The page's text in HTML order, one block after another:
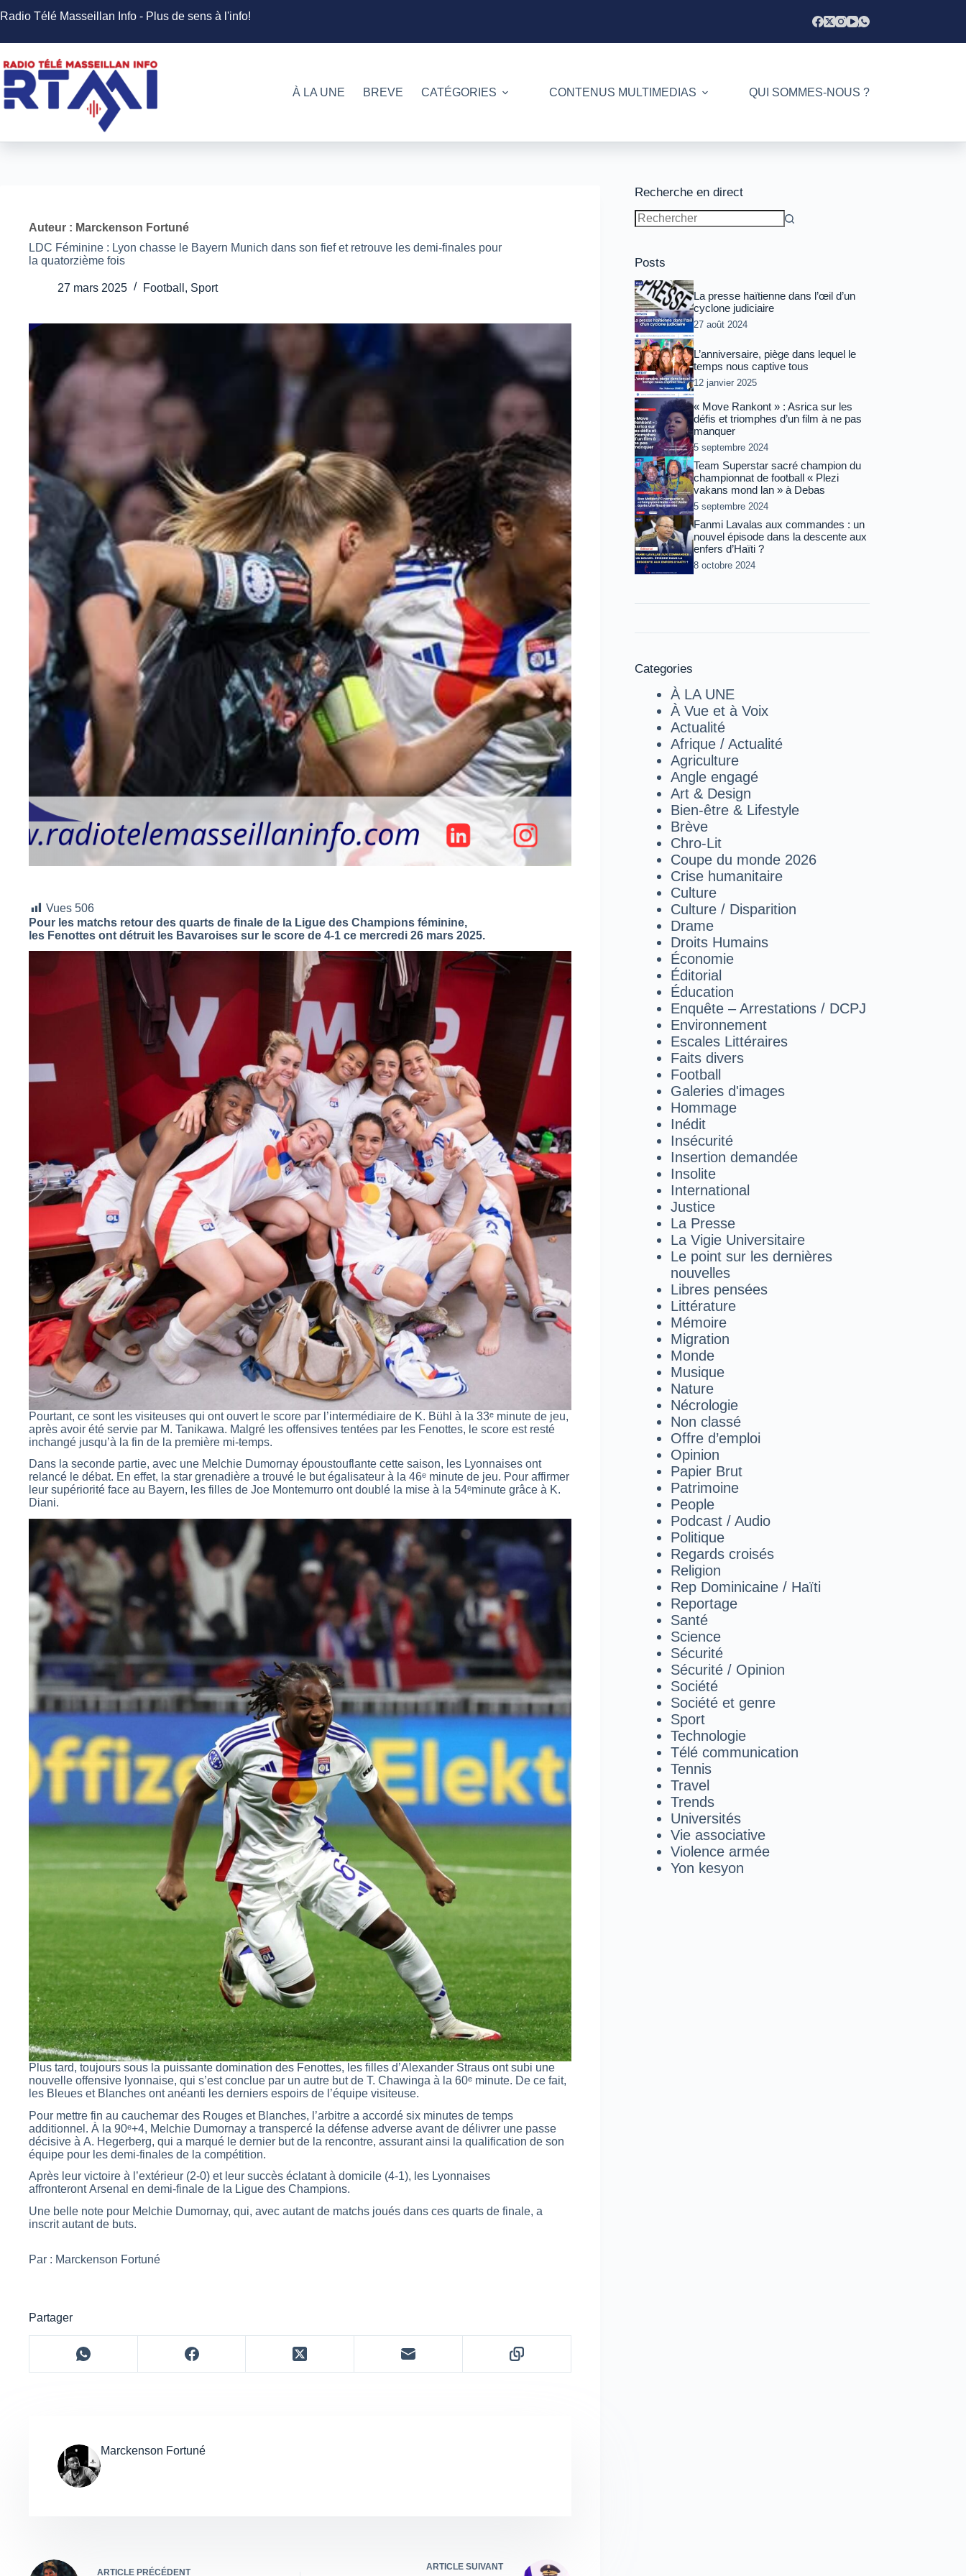
au
Radio Télé Masseillan Info - Plus de sens à l'info!
À LA UNE BREVE CATÉGORIES CONTENUS MULTIMEDIAS QUI SOMMES-NOUS ?
Auteur : Marckenson Fortuné
LDC Féminine : Lyon chasse le Bayern Munich dans son fief et retrouve les demi-finales pour
la quatorzième fois
27 mars 2025 Football , Sport
Vues 506
Pour les matchs retour des quarts de finale de la Ligue des Champions féminine,
les Fenottes ont détruit les Bavaroises sur le score de 4-1 ce mercredi 26 mars 2025.
Pourtant, ce sont les visiteuses qui ont ouvert le score par l’intermédiaire de K. Bühl à la 33ᵉ minute de jeu,
après avoir été servie par M. Tanikawa. Malgré les offensives tentées par les Fenottes, le score est resté
inchangé jusqu’à la fin de la première mi-temps.
Dans la seconde partie, avec une Melchie Dumornay époustouflante cette saison, les Lyonnaises ont
relancé le débat. En effet, la star grenadière a trouvé le but égalisateur à la 46ᵉ minute de jeu. Pour affirmer
leur supériorité face au Bayern, les filles de Joe Montemurro ont doublé la mise à la 54ᵉminute grâce à K.
Diani.
Plus tard, toujours sous la puissante domination des Fenottes, les filles d’Alexander Straus ont subi une
nouvelle offensive lyonnaise, qui s’est conclue par un autre but de T. Chawinga à la 60ᵉ minute. De ce fait,
les Bleues et Blanches ont anéanti les derniers espoirs de l’équipe visiteuse.
Pour mettre fin au cauchemar des Rouges et Blanches, l’arbitre a accordé six minutes de temps
additionnel. À la 90ᵉ+4, Melchie Dumornay a transpercé la défense adverse avant de délivrer une passe
décisive à A. Hegerberg, qui a marqué le dernier but de la rencontre, assurant ainsi la qualification de son
équipe pour les demi-finales de la compétition.
Après leur victoire à l’extérieur (2-0) et leur succès éclatant à domicile (4-1), les Lyonnaises
affronteront Arsenal en demi-finale de la Ligue des Champions.
Une belle note pour Melchie Dumornay, qui, avec autant de matchs joués dans ces quarts de finale, a
inscrit autant de buts.
Par : Marckenson Fortuné
Partager
Marckenson Fortuné
ARTICLE PRÉCÉDENT
ARTICLESUIVANT
Recherche en direct
Posts
La presse haïtienne dans l’œil d’un
cyclone judiciaire
27 août 2024
L’anniversaire, piège dans lequel le
temps nous captive tous
12 janvier 2025
« Move Rankont » : Asrica sur les
défis et triomphes d’un film à ne pas
manquer
5 septembre 2024
Team Superstar sacré champion du
championnat de football « Plezi
vakans mond lan » à Debas
5 septembre 2024
Fanmi Lavalas aux commandes : un
nouvel épisode dans la descente aux
enfers d’Haïti ?
8 octobre 2024
Categories
À LA UNE
À Vue et à Voix
Actualité
Afrique / Actualité
Agriculture
Angle engagé
Art & Design
Bien-être & Lifestyle
Brève
Chro-Lit
Coupe du monde 2026
Crise humanitaire
Culture
Culture / Disparition
Drame
Droits Humains
Économie
Éditorial
Éducation
Enquête – Arrestations / DCPJ
Environnement
Escales Littéraires
Faits divers
Football
Galeries d'images
Hommage
Inédit
Insécurité
Insertion demandée
Insolite
International
Justice
La Presse
La Vigie Universitaire
Le point sur les dernières
nouvelles
Libres pensées
Littérature
Mémoire
Migration
Monde
Musique
Nature
Nécrologie
Non classé
Offre d’emploi
Opinion
Papier Brut
Patrimoine
People
Podcast / Audio
Politique
Regards croisés
Religion
Rep Dominicaine / Haïti
Reportage
Santé
Science
Sécurité
Sécurité / Opinion
Société
Société et genre
Sport
Technologie
Télé communication
Tennis
Travel
Trends
Universités
Vie associative
Violence armée
Yon kesyon